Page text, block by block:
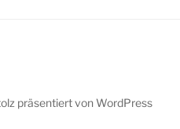
präsentiert von WordPress